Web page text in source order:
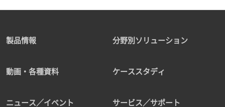
製品情報 分野別ソリューション
動画・各種資料 ケーススタディ
ニュース／イベント サービス／サポート